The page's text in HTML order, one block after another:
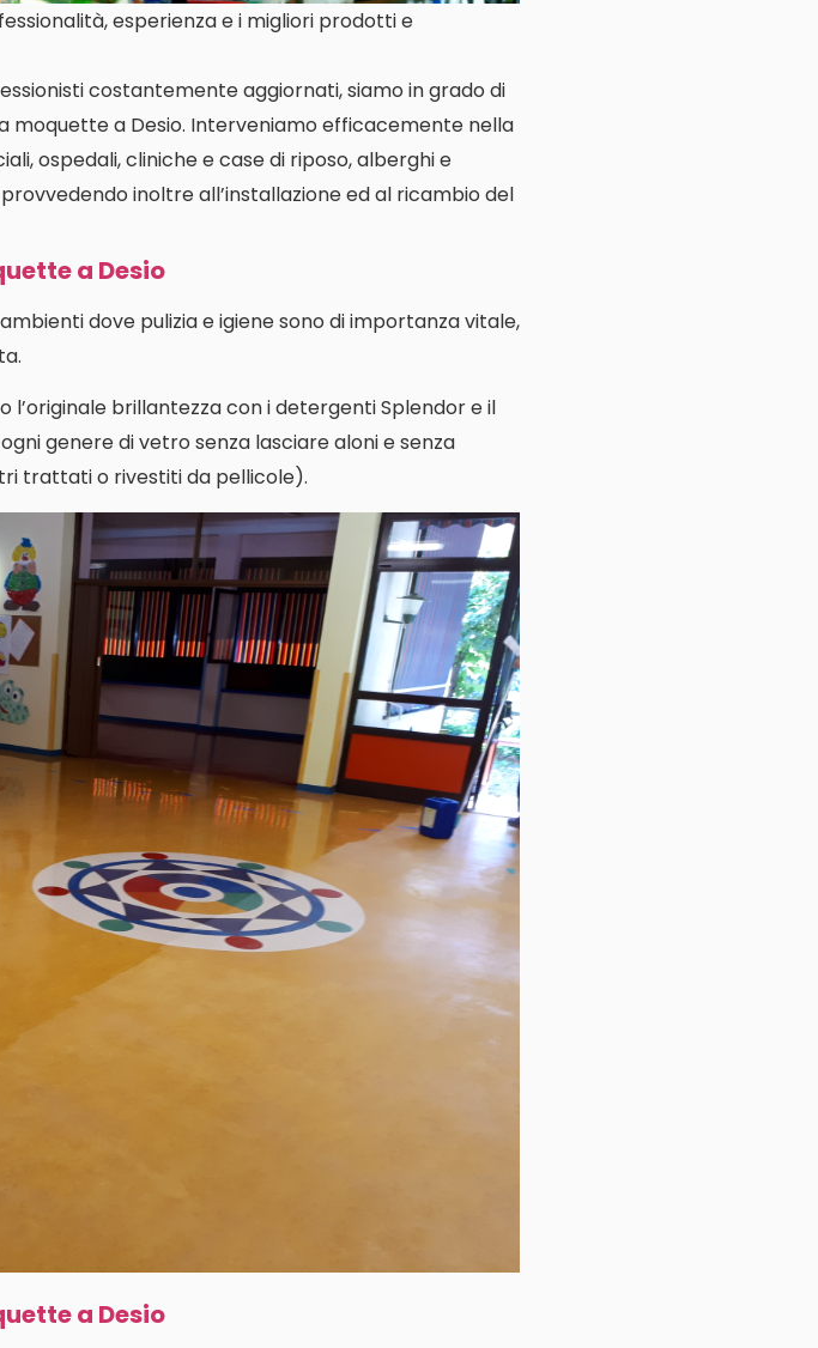
esperienza e i migliori prodotti e
costantemente aggiornati, siamo in grado di
a Desio. Interveniamo efficacemente nella
ospedali, cliniche e case di riposo, alberghi e
inoltre all’installazione ed al ricambio del
a Desio
dove pulizia e igiene sono di importanza vitale,
brillantezza con i detergenti Splendor e il
genere di vetro senza lasciare aloni e senza
trattati o rivestiti da pellicole).
a Desio